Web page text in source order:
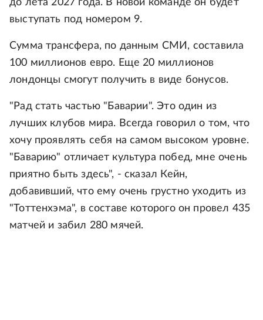
до лета 2027 года. В новой команде он будет
выступать под номером 9.
Сумма трансфера, по данным СМИ, составила
100 миллионов евро. Еще 20 миллионов
лондонцы смогут получить в виде бонусов.
"Рад стать частью "Баварии". Это один из
лучших клубов мира. Всегда говорил о том, что
хочу проявлять себя на самом высоком уровне.
"Баварию" отличает культура побед, мне очень
приятно быть здесь", - сказал Кейн,
добавивший, что ему очень грустно уходить из
"Тоттенхэма", в составе которого он провел 435
матчей и забил 280 мячей.